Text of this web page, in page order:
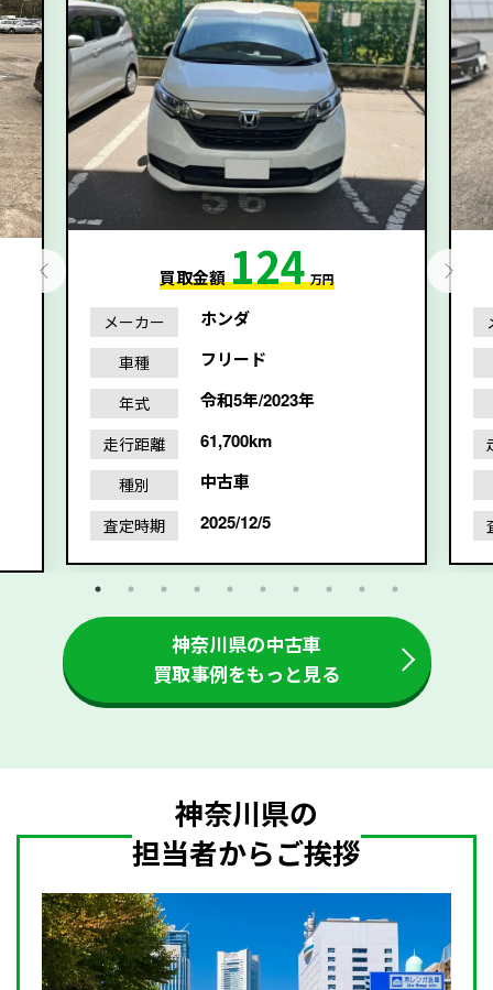
買取金額124 万円
メーカー ホンダ
車種 フリード
年式 令和5年/2023年
走行距離 61,700km
種別 中古車
査定時期 2025/12/5
神奈川県の中古車
買取事例をもっと見る
神奈川県の
担当者からご挨拶